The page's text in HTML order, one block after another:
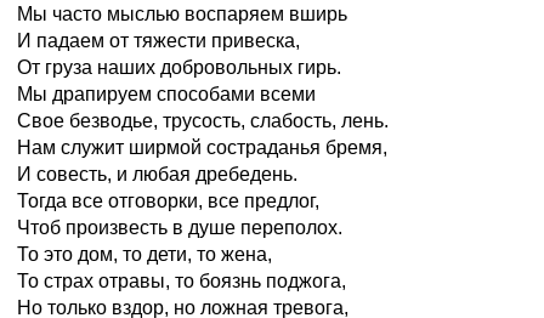
Мы часто мыслью воспаряем вширь
И падаем от тяжести привеска,
От груза наших добровольных гирь.
Мы драпируем способами всеми
Свое безводье, трусость, слабость, лень.
Нам служит ширмой состраданья бремя,
И совесть, и любая дребедень.
Тогда все отговорки, все предлог,
Чтоб произвесть в душе переполох.
То это дом, то дети, то жена,
То страх отравы, то боязнь поджога,
Но только вздор, но ложная тревога,